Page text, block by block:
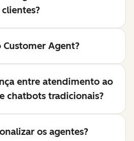
Agent?
entre atendimento ao
chatbots tradicionais?
os agentes?